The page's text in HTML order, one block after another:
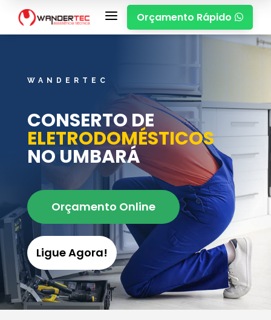
a Orçamento Rápido 
WANDERTEC
CONSERTO DE
ELETRODOMÉSTICOS
NO UMBARÁ
Orçamento Online
Ligue Agora!